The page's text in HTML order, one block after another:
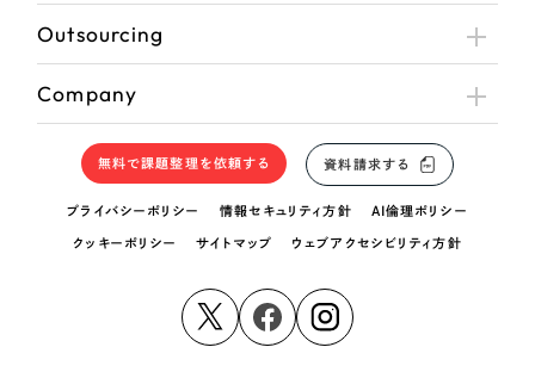
Outsourcing
Company
無料で課題整理を依頼する 資料請求する
プライバシーポリシー 情報セキュリティ方針 AI倫理ポリシー
クッキーポリシー サイトマップ ウェブアクセシビリティ方針